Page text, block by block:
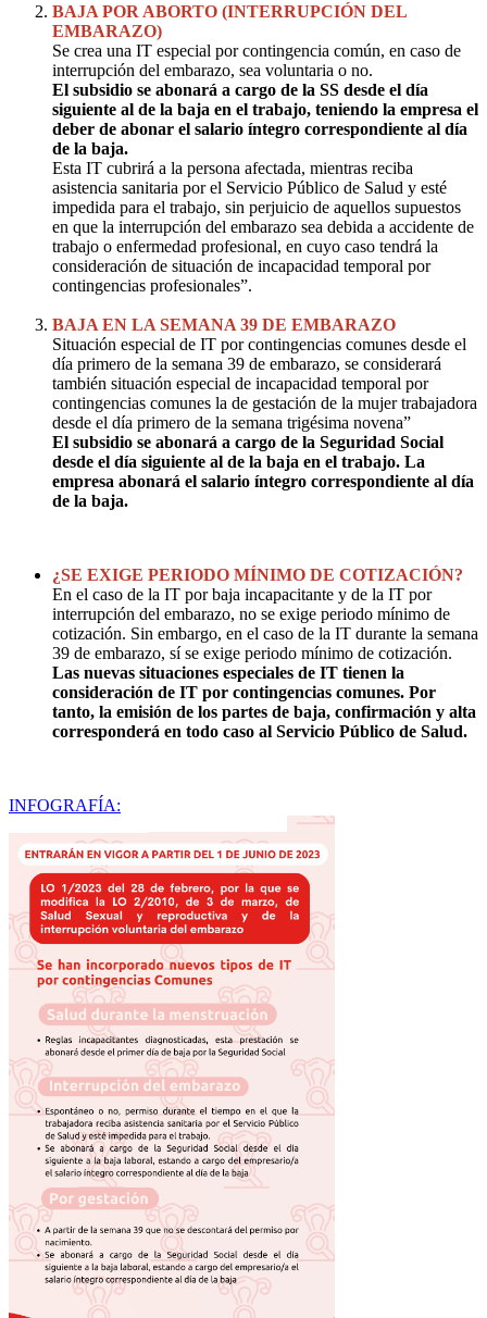
BAJA POR ABORTO (INTERRUPCIÓN DEL
EMBARAZO)
Se crea una IT especial por contingencia común, en caso de
interrupción del embarazo, sea voluntaria o no.
El subsidio se abonará a cargo de la SS desde el día
siguiente al de la baja en el trabajo, teniendo la empresa el
deber de abonar el salario íntegro correspondiente al día
de la baja.
Esta IT cubrirá a la persona afectada, mientras reciba
asistencia sanitaria por el Servicio Público de Salud y esté
impedida para el trabajo, sin perjuicio de aquellos supuestos
en que la interrupción del embarazo sea debida a accidente de
trabajo o enfermedad profesional, en cuyo caso tendrá la
consideración de situación de incapacidad temporal por
contingencias profesionales”.
BAJA EN LA SEMANA 39 DE EMBARAZO
Situación especial de IT por contingencias comunes desde el
día primero de la semana 39 de embarazo, se considerará
también situación especial de incapacidad temporal por
contingencias comunes la de gestación de la mujer trabajadora
desde el día primero de la semana trigésima novena”
El subsidio se abonará a cargo de la Seguridad Social
desde el día siguiente al de la baja en el trabajo. La
empresa abonará el salario íntegro correspondiente al día
de la baja.
¿SE EXIGE PERIODO MÍNIMO DE COTIZACIÓN?
En el caso de la IT por baja incapacitante y de la IT por
interrupción del embarazo, no se exige periodo mínimo de
cotización. Sin embargo, en el caso de la IT durante la semana
39 de embarazo, sí se exige periodo mínimo de cotización.
Las nuevas situaciones especiales de IT tienen la
consideración de IT por contingencias comunes. Por
tanto, la emisión de los partes de baja, confirmación y alta
corresponderá en todo caso al Servicio Público de Salud.
INFOGRAFÍA: